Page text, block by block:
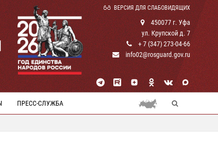
ВЕРСИЯ ДЛЯ СЛАБОВИДЯЩИХ
450077 г. Уфа
ул. Крупской д. 7
+ 7 (347) 273-04-66
info02@rosguard.gov.ru
ПРЕСС-СЛУЖБА